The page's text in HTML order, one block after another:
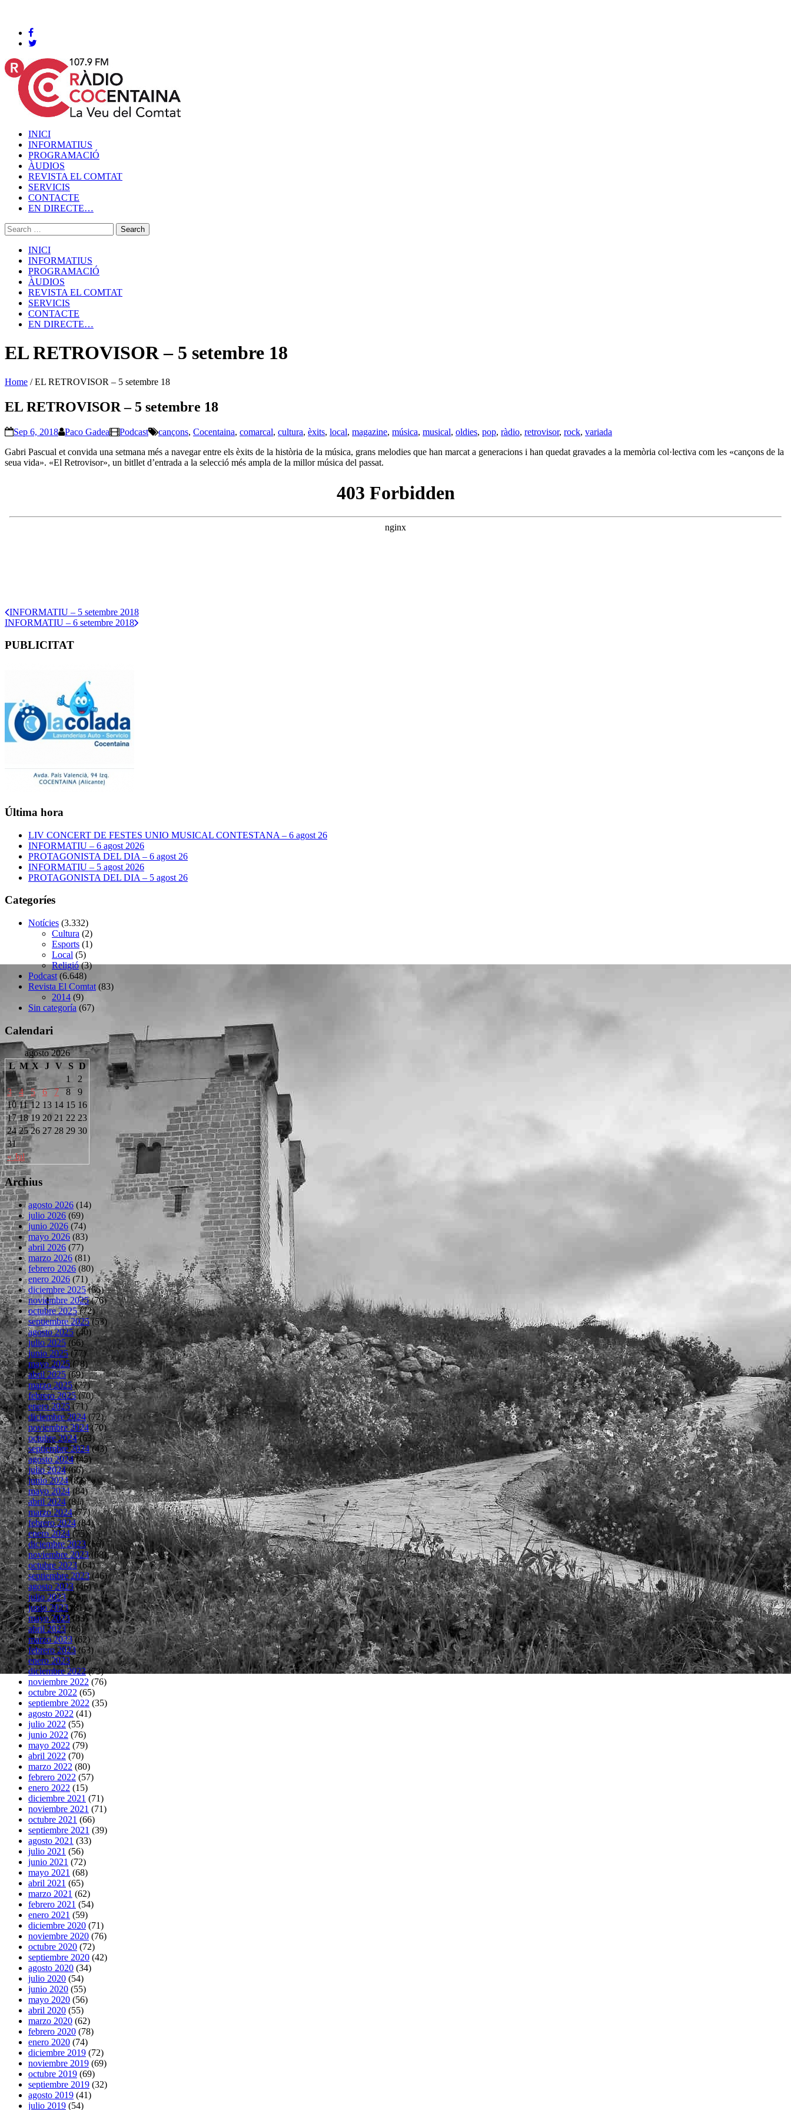
INICI
INFORMATIUS
PROGRAMACIÓ
ÀUDIOS
REVISTA EL COMTAT
SERVICIS
CONTACTE
EN DIRECTE…
INICI
INFORMATIUS
PROGRAMACIÓ
ÀUDIOS
REVISTA EL COMTAT
SERVICIS
CONTACTE
EN DIRECTE…
EL RETROVISOR – 5 setembre 18
Home /EL RETROVISOR – 5 setembre 18
EL RETROVISOR – 5 setembre 18
Sep 6, 2018 Paco Gadea Podcast cançons, Cocentaina, comarcal, cultura, èxits, local, magazine, música, musical, oldies, pop, ràdio, retrovisor, rock, variada
Gabri Pascual et convida una setmana més a navegar entre els èxits de la història de la música, grans melodies que han marcat a generacions i han quedat gravades a la memòria col·lectiva com les «cançons de la
seua vida». «El Retrovisor», un bitllet d’entrada a la selecció més ampla de la millor música del passat.
INFORMATIU – 5 setembre 2018
INFORMATIU – 6 setembre 2018
PUBLICITAT
Última hora
LIV CONCERT DE FESTES UNIO MUSICAL CONTESTANA – 6 agost 26
INFORMATIU – 6 agost 2026
PROTAGONISTA DEL DIA – 6 agost 26
INFORMATIU – 5 agost 2026
PROTAGONISTA DEL DIA – 5 agost 26
Categoríes
Notícies (3.332)
Cultura (2)
Esports (1)
Local (5)
Religió(3)
Podcast (6.648)
Revista El Comtat (83)
2014 (9)
Sin categoría (67)
Calendari
agosto 2026
L M X J V S D
« Jul
1
2
3
4 5 6 7 8
9
10 11 12 13 14 15 16
17 18 19 20 21 22 23
24 25 26 27 28 29 30
31
Archius
agosto 2026 (14)
julio 2026 (69)
junio 2026 (74)
mayo 2026 (83)
abril 2026 (77)
marzo 2026 (81)
febrero 2026 (80)
enero 2026 (71)
diciembre 2025(66)
noviembre 2025(76)
octubre 2025(72)
septiembre 2025(53)
agosto 2025(40)
julio 2025 (66)
junio 2025(77)
mayo 2025(78)
abril 2025(69)
marzo 2025(77)
febrero 2025(70)
enero 2025(71)
diciembre 2024(72)
noviembre 2024(70)
octubre 2024(63)
septiembre 2024(43)
agosto 2024(45)
julio 2024(66)
junio 2024(82)
mayo 2024(84)
abril 2024(81)
marzo 2024(77)
febrero 2024(84)
enero 2024(75)
diciembre 2023(66)
noviembre 2023(68)
octubre 2023(64)
septiembre 2023(46)
agosto 2023(46)
julio 2023(75)
junio 2023(81)
mayo 2023(83)
abril 2023(66)
marzo 2023(62)
febrero 2023(63)
enero 2023(74)
diciembre 2022(73)
noviembre 2022 (76)
octubre 2022 (65)
septiembre 2022 (35)
agosto 2022 (41)
julio 2022 (55)
junio 2022 (76)
mayo 2022 (79)
abril 2022 (70)
marzo 2022 (80)
febrero 2022 (57)
enero 2022 (15)
diciembre 2021 (71)
noviembre 2021 (71)
octubre 2021 (66)
septiembre 2021 (39)
agosto 2021 (33)
julio 2021 (56)
junio 2021 (72)
mayo 2021 (68)
abril 2021 (65)
marzo 2021 (62)
febrero 2021 (54)
enero 2021 (59)
diciembre 2020 (71)
noviembre 2020 (76)
octubre 2020 (72)
septiembre 2020 (42)
agosto 2020 (34)
julio 2020 (54)
junio 2020 (55)
mayo 2020 (56)
abril 2020 (55)
marzo 2020 (62)
febrero 2020 (78)
enero 2020 (74)
diciembre 2019 (72)
noviembre 2019 (69)
octubre 2019 (69)
septiembre 2019 (32)
agosto 2019 (41)
julio 2019 (54)